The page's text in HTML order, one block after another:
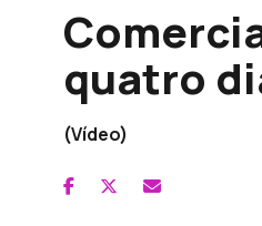
quatro
(Vídeo)